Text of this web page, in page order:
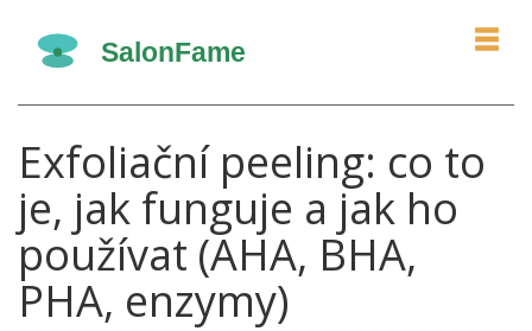
Exfoliační peeling: co to
je, jak funguje a jak ho
používat (AHA, BHA,
PHA, enzymy)